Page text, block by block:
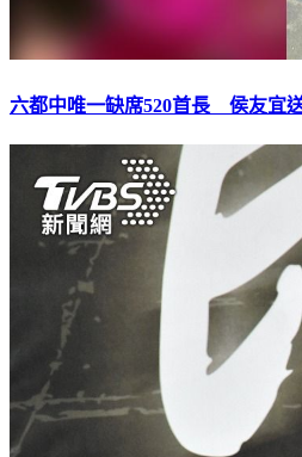
六都中唯一缺席520首長 侯友宜